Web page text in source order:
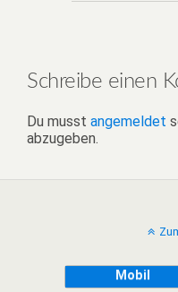
Schreibe einen
Du musst angemeldet
abzugeben.
Mobil